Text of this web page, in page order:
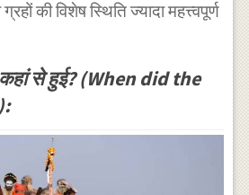
की विशेष स्थिति ज्यादा महत्त्वपूर्ण
से हुई? (When did the